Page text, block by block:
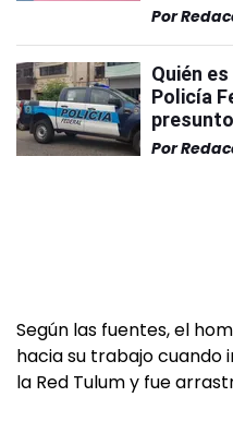
Por
Quién
Policía
Por
Según las fuentes, el
hacia su trabajo
la Red Tulum y fue